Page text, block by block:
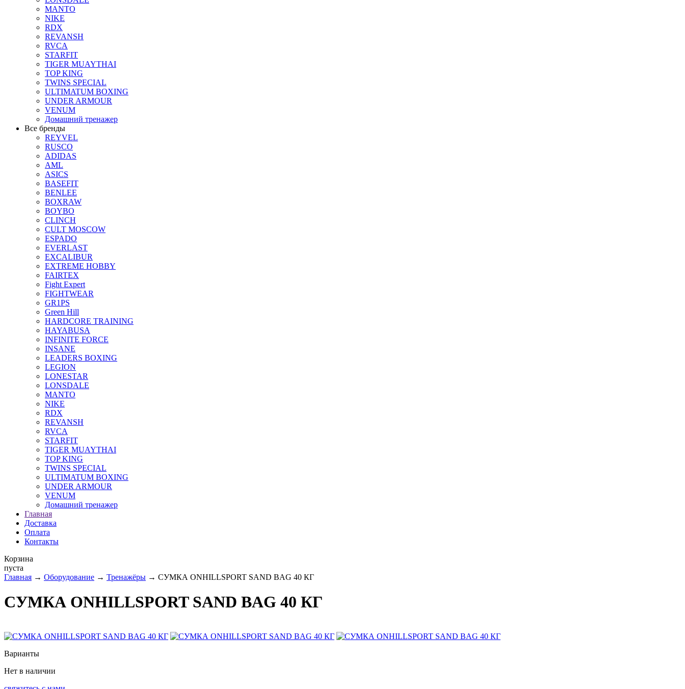
MANTO
NIKE
RDX
REVANSH
RVCA
STARFIT
TIGER MUAYTHAI
TOP KING
TWINS SPECIAL
ULTIMATUM BOXING
UNDER ARMOUR
VENUM
Домашний тренажер
Все бренды
REYVEL
RUSCO
ADIDAS
AML
ASICS
BASEFIT
BENLEE
BOXRAW
BOYBO
CLINCH
CULT MOSCOW
ESPADO
EVERLAST
EXCALIBUR
EXTREME HOBBY
FAIRTEX
Fight Expert
FIGHTWEAR
GR1PS
Green Hill
HARDCORE TRAINING
HAYABUSA
INFINITE FORCE
INSANE
LEADERS BOXING
LEGION
LONESTAR
LONSDALE
MANTO
NIKE
RDX
REVANSH
RVCA
STARFIT
TIGER MUAYTHAI
TOP KING
TWINS SPECIAL
ULTIMATUM BOXING
UNDER ARMOUR
VENUM
Домашний тренажер
Главная
Доставка
Оплата
Контакты
Корзина
пуста
Главная → Оборудование → Тренажёры → СУМКА ONHILLSPORT SAND BAG 40 КГ
СУМКА ONHILLSPORT SAND BAG 40 КГ
Варианты
Нет в наличии